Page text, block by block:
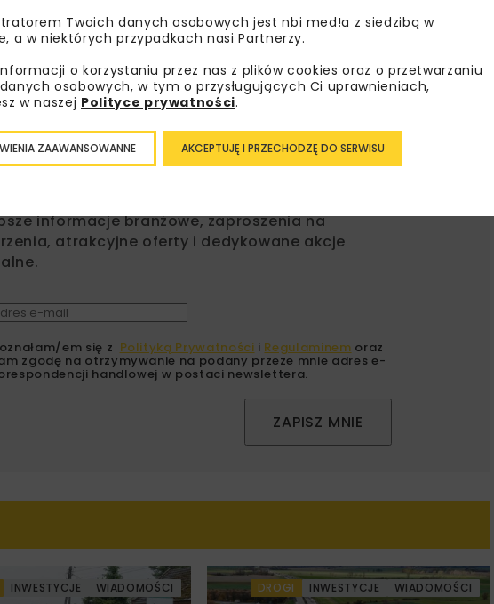
SYTUACJA HYDROLOGICZNA
wiedzieć więcej?
informacje branżowe, zaproszenia na
atrakcyjne oferty i dedykowane akcje
em się z Polityką Prywatności i Regulaminem oraz
zgodę na otrzymywanie na podany przeze mnie adres e-
handlowej w postaci newslettera.
ZAPISZ MNIE
INWESTYCJE WIADOMOŚCI DROGI INWESTYCJE WIADOMOŚCI
Twoich danych osobowych jest nbi med!a z siedzibą w
a w niektórych przypadkach nasi Partnerzy.
o korzystaniu przez nas z plików cookies oraz o przetwarzaniu
osobowych, w tym o przysługujących Ci uprawnieniach,
w naszej Polityce prywatności.
AKCEPTUJĘ I PRZECHODZĘ DO SERWISU
ZAAWANSOWANNE